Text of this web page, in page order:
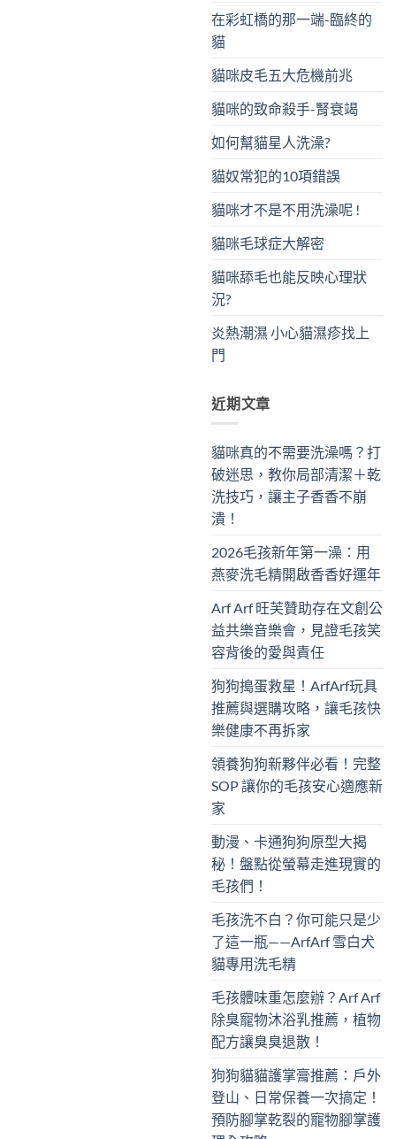
在彩虹橋的那一端-臨終的
貓
貓咪皮毛五大危機前兆
貓咪的致命殺手-腎衰竭
如何幫貓星人洗澡?
貓奴常犯的10項錯誤
貓咪才不是不用洗澡呢 !
貓咪毛球症大解密
貓咪舔毛也能反映心理狀
況?
炎熱潮濕 小心貓濕疹找上
門
近期文章
貓咪真的不需要洗澡嗎？打
破迷思，教你局部清潔＋乾
洗技巧，讓主子香香不崩
潰！
2026毛孩新年第一澡：用
燕麥洗毛精開啟香香好運年
Arf Arf 旺芙贊助存在文創公
益共樂音樂會，見證毛孩笑
容背後的愛與責任
狗狗搗蛋救星！ArfArf玩具
推薦與選購攻略，讓毛孩快
樂健康不再拆家
領養狗狗新夥伴必看！完整
SOP 讓你的毛孩安心適應新
家
動漫、卡通狗狗原型大揭
秘！盤點從螢幕走進現實的
毛孩們！
毛孩洗不白？你可能只是少
了這一瓶——ArfArf 雪白犬
貓專用洗毛精
毛孩體味重怎麼辦？Arf Arf
除臭寵物沐浴乳推薦，植物
配方讓臭臭退散！
狗狗貓貓護掌膏推薦：戶外
登山、日常保養一次搞定！
預防腳掌乾裂的寵物腳掌護